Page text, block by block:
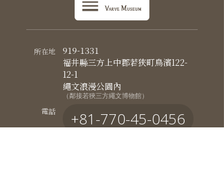
所在地
919-1331
福井縣三方上中郡若狹町鳥濱122-
12-1
繩文浪漫公園內
（鄰接若狹三方繩文博物館）
電話 +81-770-45-0456